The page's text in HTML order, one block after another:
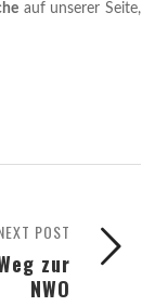
auf unserer Seite,
POST
zur
NWO